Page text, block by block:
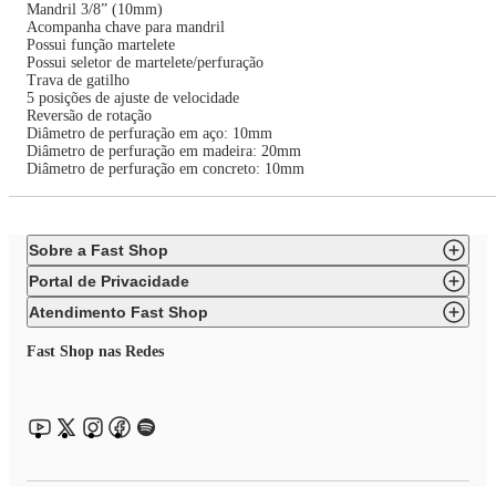
Mandril 3/8” (10mm)
Acompanha chave para mandril
Possui função martelete
Possui seletor de martelete/perfuração
Trava de gatilho
5 posições de ajuste de velocidade
Reversão de rotação
Diâmetro de perfuração em aço: 10mm
Diâmetro de perfuração em madeira: 20mm
Diâmetro de perfuração em concreto: 10mm
Sobre a Fast Shop
Portal de Privacidade
Atendimento Fast Shop
Fast Shop nas Redes